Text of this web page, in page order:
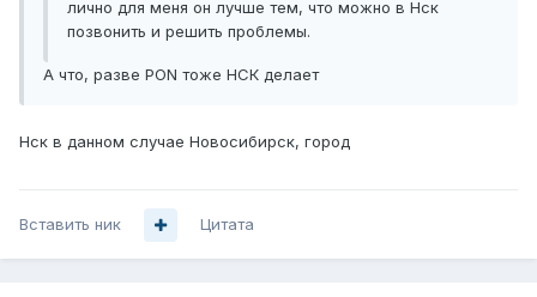
лично для меня он лучше тем, что можно в Нск
позвонить и решить проблемы.
А что, разве PON тоже НСК делает
Нск в данном случае Новосибирск, город
Вставить ник Цитата